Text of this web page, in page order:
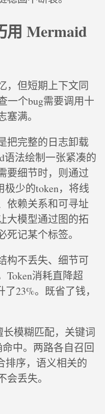
用 Mermaid
，但短期上下文同
一个bug需要调用十
满。
把完整的日志卸载
语法绘制一张紧凑的
要细节时，则通过
少的token，将线
依赖关系和可寻址
大模型通过图的拓
记某个标签。
构不丢失、细节可
Token消耗直降超
23%。既省了钱，
长模糊匹配，关键词
中。两路各自召回
排序，语义相关的
丢失。